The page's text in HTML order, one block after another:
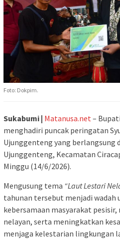
Foto: Dokpim.
Sukabumi | Matanusa.net –
menghadiri puncak peringatan
Ujunggenteng yang berlangsung
Ujunggenteng, Kecamatan
Minggu (14/6/2026).
Mengusung tema “Laut Lestari
tahunan tersebut menjadi
kebersamaan masyarakat
nelayan, serta meningkatkan
menjaga kelestarian lingkungan